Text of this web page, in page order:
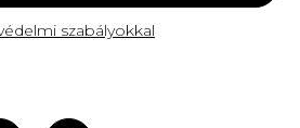
szabályokkal